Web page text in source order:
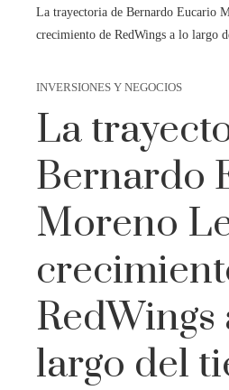
La trayectoria de Bernardo Eucario
crecimiento de RedWings a lo largo
INVERSIONES Y NEGOCIOS
La
Bernardo
Moreno
RedWings
largo del